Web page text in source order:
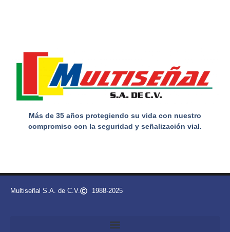
Más de 35 años protegiendo su vida con nuestro
compromiso con la seguridad y señalización vial.
Multiseñal S.A. de C.V. 1988-2025